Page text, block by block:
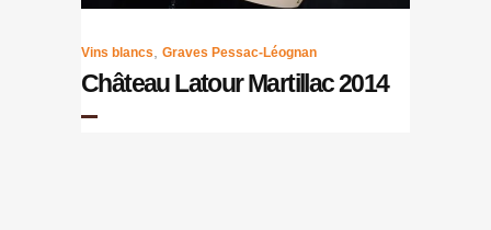
Vins blancs Graves Pessac-Léognan
Château Latour Martillac 2014